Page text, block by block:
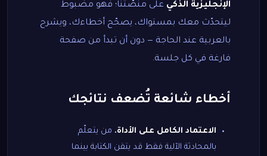
الإنجليزية الذكي على منصّتنا؛ فهو مضبوط
ليتحدّث معك بمستواك، يصحّح أخطاءك، ويشرح
بالعربية عند الحاجة — دون أن تبدأ من صفحة
فارغة في كل جلسة.
أخطاء شائعة تُضعف نتائجك
الاعتماد الكامل على الأداة. من يتعلّم
بالمحادثة الآلية فقط قد يتقن الكتابة بينما